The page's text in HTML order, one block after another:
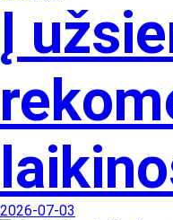
Į
2026-07-03